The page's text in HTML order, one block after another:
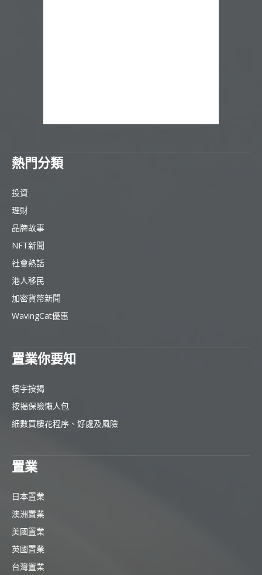
熱門分類
投資
理財
品牌故事
NFT新聞
社會熱話
港人移民
加密貨幣新聞
WavingCat優惠
置業你要知
樓宇按揭
按揭保險懶人包
細數買樓花程序、好處及風險
置業
日本置業
澳洲置業
美國置業
英國置業
台灣置業